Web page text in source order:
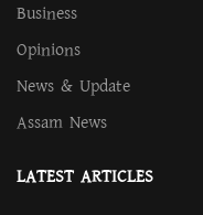
Business
Opinions
News & Update
Assam News
LATEST ARTICLES